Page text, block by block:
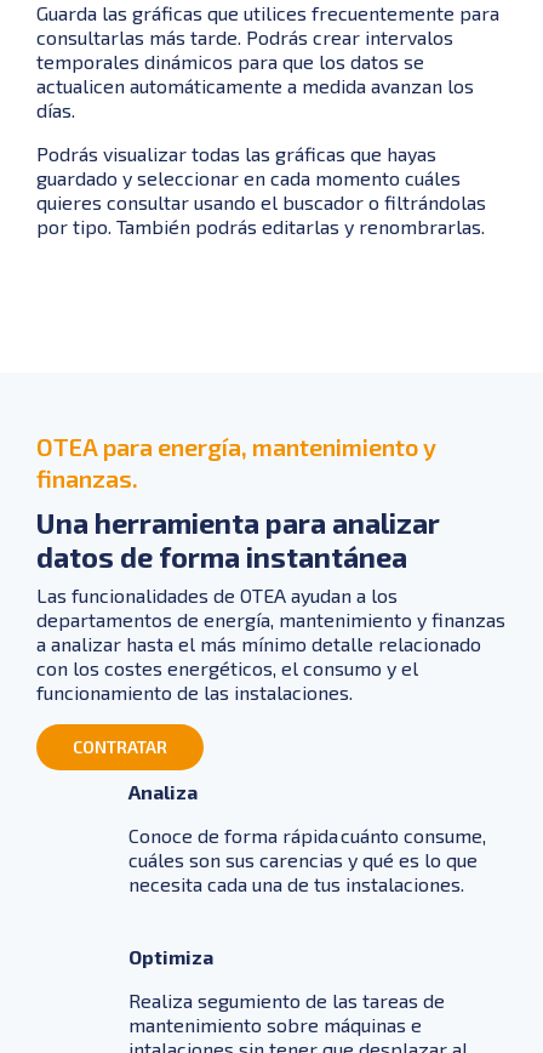
Guarda las gráficas que utilices frecuentemente para
consultarlas más tarde. Podrás crear intervalos
temporales dinámicos para que los datos se
actualicen automáticamente a medida avanzan los
días.
Podrás visualizar todas las gráficas que hayas
guardado y seleccionar en cada momento cuáles
quieres consultar usando el buscador o filtrándolas
por tipo. También podrás editarlas y renombrarlas.
OTEA para energía, mantenimiento y
finanzas.
Una herramienta para analizar
datos de forma instantánea
Las funcionalidades de OTEA ayudan a los
departamentos de energía, mantenimiento y finanzas
a analizar hasta el más mínimo detalle relacionado
con los costes energéticos, el consumo y el
funcionamiento de las instalaciones.
CONTRATAR
Analiza
Conoce de forma rápida cuánto consume,
cuáles son sus carencias y qué es lo que
necesita cada una de tus instalaciones.
Optimiza
Realiza segumiento de las tareas de
mantenimiento sobre máquinas e